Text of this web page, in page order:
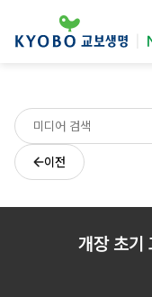
이전
개장 초기